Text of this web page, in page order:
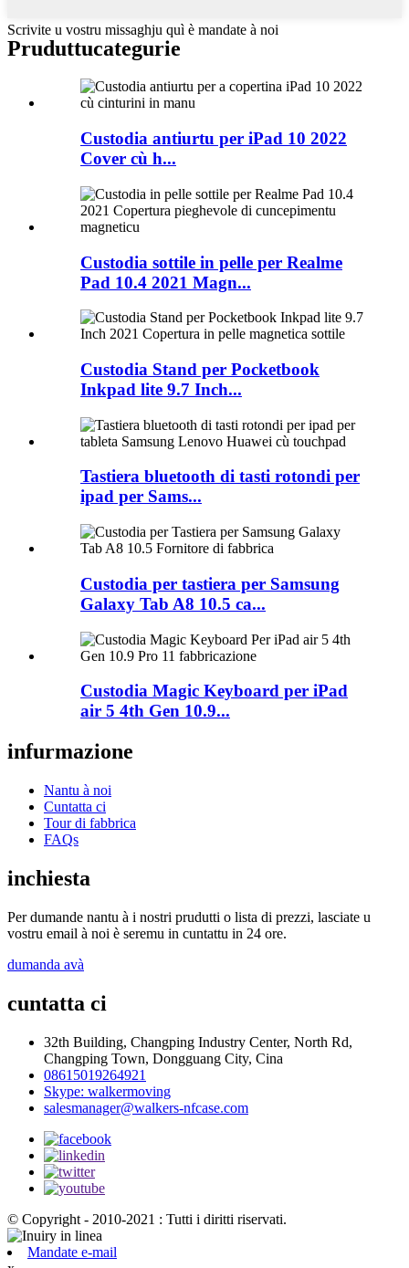
Scrivite u vostru missaghju quì è mandate à noi
Pruduttucategurie
Custodia antiurtu per iPad 10 2022
Cover cù h...
Custodia sottile in pelle per Realme
Pad 10.4 2021 Magn...
Custodia Stand per Pocketbook
Inkpad lite 9.7 Inch...
Tastiera bluetooth di tasti rotondi per
ipad per Sams...
Custodia per tastiera per Samsung
Galaxy Tab A8 10.5 ca...
Custodia Magic Keyboard per iPad
air 5 4th Gen 10.9...
infurmazione
Nantu à noi
Cuntatta ci
Tour di fabbrica
FAQs
inchiesta
Per dumande nantu à i nostri prudutti o lista di prezzi, lasciate u
vostru email à noi è seremu in cuntattu in 24 ore.
dumanda avà
cuntatta ci
32th Building, Changping Industry Center, North Rd,
Changping Town, Dongguang City, Cina
08615019264921
Skype: walkermoving
salesmanager@walkers-nfcase.com
© Copyright - 2010-2021 : Tutti i diritti riservati.
Mandate e-mail